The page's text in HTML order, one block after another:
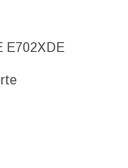
E702XDE